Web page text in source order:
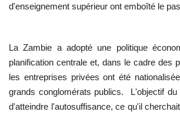
d'enseignement supérieur ont emboîté le
La Zambie a adopté une politique
planification centrale et, dans le cadre des
les entreprises privées ont été
grands conglomérats publics. L'objectif du
d'atteindre l'autosuffisance, ce qu'il